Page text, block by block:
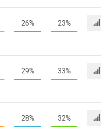
26% 23%
29% 33%
28% 32%